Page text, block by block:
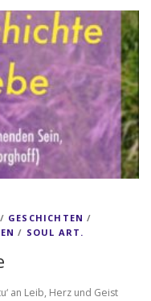
/ GESCHICHTEN /
/ SOUL ART.
an Leib, Herz und Geist